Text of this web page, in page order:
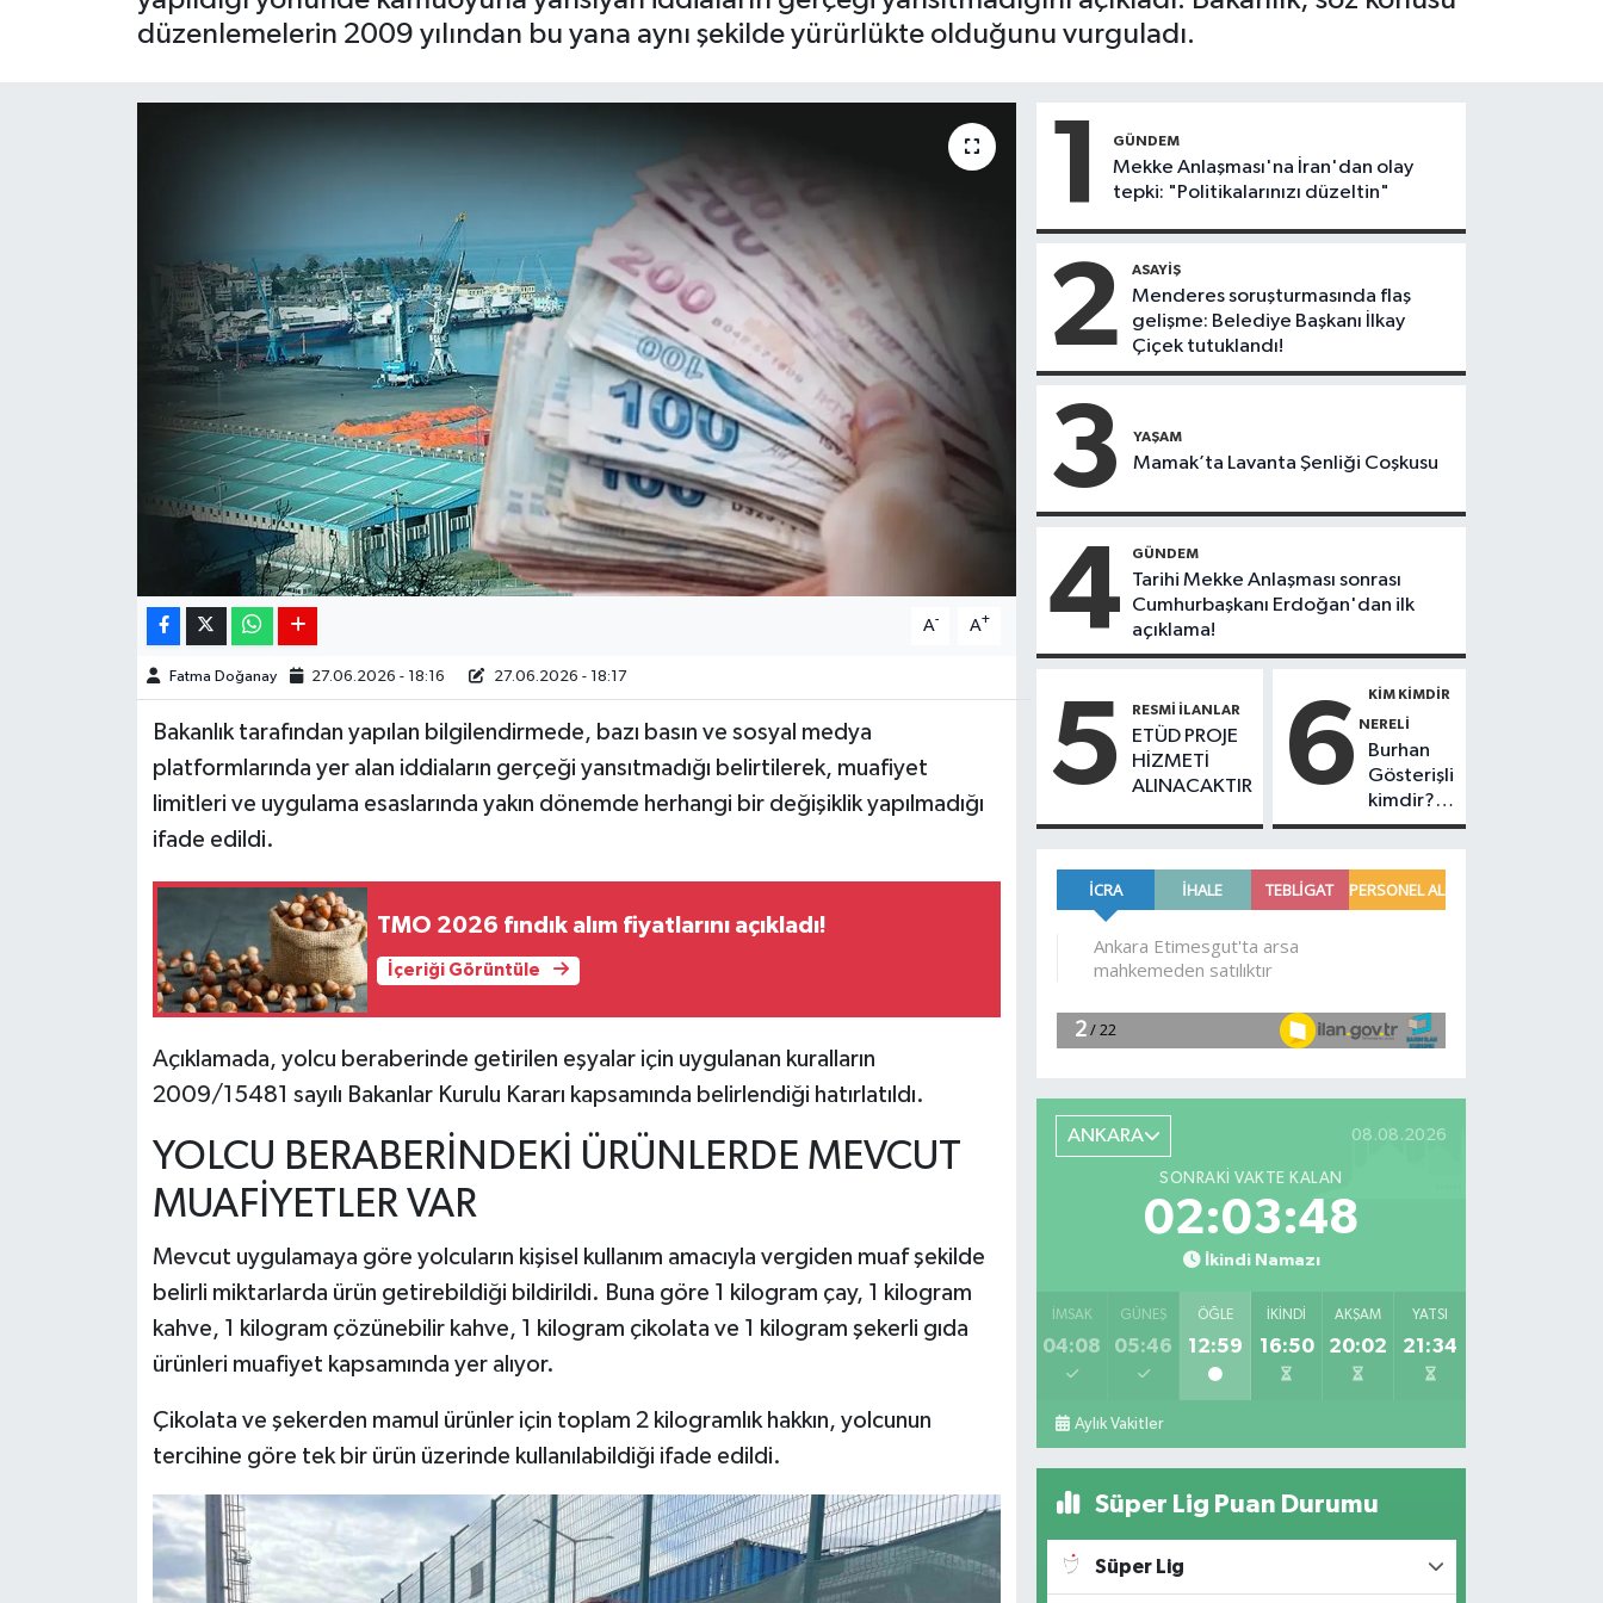
düzenlemelerin 2009 yılından bu yana aynı şekilde yürürlükte olduğunu vurguladı.
A- A+
Fatma Doğanay 27.06.2026 - 18:16 27.06.2026 - 18:17
Bakanlık tarafından yapılan bilgilendirmede, bazı basın ve sosyal medya
platformlarında yer alan iddiaların gerçeği yansıtmadığı belirtilerek, muafiyet
limitleri ve uygulama esaslarında yakın dönemde herhangi bir değişiklik yapılmadığı
ifade edildi.
TMO 2026 fındık alım fiyatlarını açıkladı!
İçeriği Görüntüle
Açıklamada, yolcu beraberinde getirilen eşyalar için uygulanan kuralların
2009/15481 sayılı Bakanlar Kurulu Kararı kapsamında belirlendiği hatırlatıldı.
YOLCU BERABERİNDEKİ ÜRÜNLERDE MEVCUT
MUAFİYETLER VAR
Mevcut uygulamaya göre yolcuların kişisel kullanım amacıyla vergiden muaf şekilde
belirli miktarlarda ürün getirebildiği bildirildi. Buna göre 1 kilogram çay, 1 kilogram
kahve, 1 kilogram çözünebilir kahve, 1 kilogram çikolata ve 1 kilogram şekerli gıda
ürünleri muafiyet kapsamında yer alıyor.
Çikolata ve şekerden mamul ürünler için toplam 2 kilogramlık hakkın, yolcunun
tercihine göre tek bir ürün üzerinde kullanılabildiği ifade edildi.
1 GÜNDEM
Mekke Anlaşması'na İran'dan olay
tepki: "Politikalarınızı düzeltin"
2 ASAYIŞ
Menderes soruşturmasında flaş
gelişme: Belediye Başkanı İlkay
Çiçek tutuklandı!
3 YAŞAM
Mamak’ta Lavanta Şenliği Coşkusu
4 GÜNDEM
Tarihi Mekke Anlaşması sonrası
Cumhurbaşkanı Erdoğan'dan ilk
açıklama!
5 RESMI İLANLAR
ETÜD PROJE
HİZMETİ
ALINACAKTIR
6 KIM KIMDIR
NERELI
Burhan
Gösterişli
kimdir?
Burhan
ne iş
yapar?
ANKARA 08.08.2026
SONRAKI VAKTE KALAN
02:03:47
İkindi Namazı
İMSAK
04:08
GÜNEŞ
05:46
ÖĞLE
12:59
İKINDI
16:50
AKŞAM
20:02
YATSI
21:34
Aylık Vakitler
Süper Lig Puan Durumu
Süper Lig